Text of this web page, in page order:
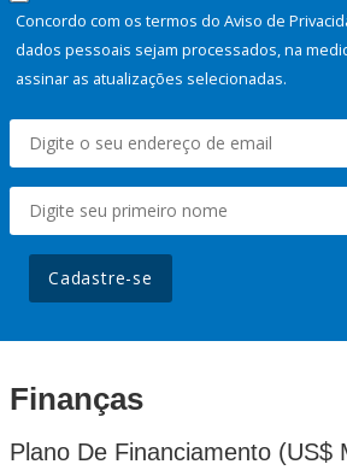
Concordo com os termos do Aviso de
dados pessoais sejam processados, na
assinar as atualizações selecionadas.
Cadastre-se
Finanças
Plano De Financiamento (US$